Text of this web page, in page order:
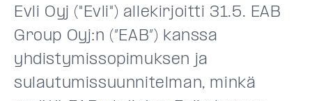
Evli Oyj ("Evli") allekirjoitti 31.5. EAB
Group Oyj:n (”EAB”) kanssa
yhdistymissopimuksen ja
sulautumissuunnitelman, minkä